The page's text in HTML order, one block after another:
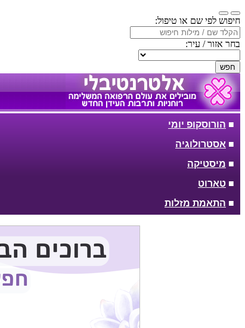
חיפוש לפי שם או טיפול:
בחר אזור / עיר:
חפש
■ הורוסקופ יומי
■ אסטרולוגיה
■ מיסטיקה
■ טארוט
■ התאמת מזלות